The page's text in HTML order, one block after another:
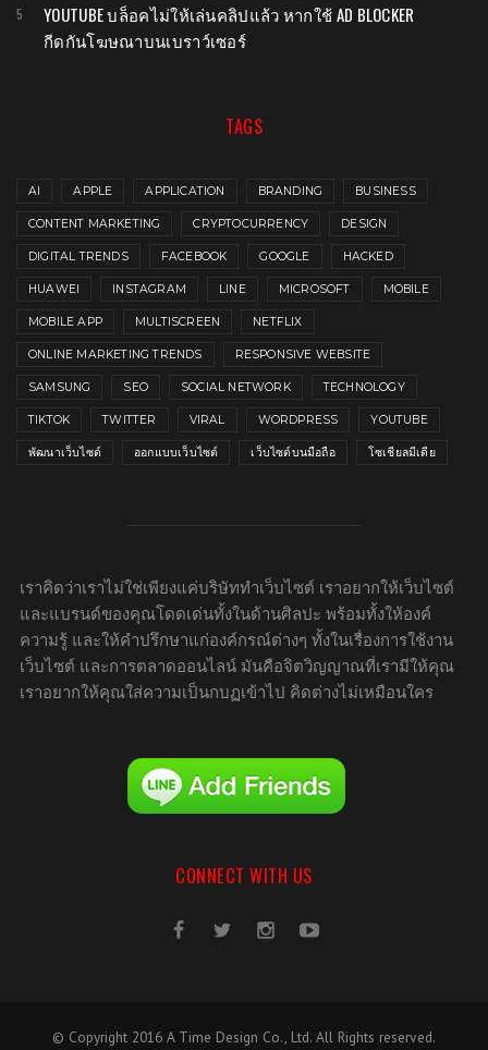
YOUTUBE บล็อคไม่ให้เล่นคลิปแล้ว หากใช้ AD BLOCKER
กีดกันโฆษณาบนเบราว์เซอร์
TAGS
AI APPLE APPLICATION BRANDING BUSINESS
CONTENT MARKETING CRYPTOCURRENCY DESIGN
DIGITAL TRENDS FACEBOOK GOOGLE HACKED
HUAWEI INSTAGRAM LINE MICROSOFT MOBILE
MOBILE APP MULTISCREEN NETFLIX
ONLINE MARKETING TRENDS RESPONSIVE WEBSITE
SAMSUNG SEO SOCIAL NETWORK TECHNOLOGY
TIKTOK TWITTER VIRAL WORDPRESS YOUTUBE
พัฒนาเว็บไซต์ ออกแบบเว็บไซต์ เว็บไซต์บนมือถือ โซเชียลมีเดีย
เราคิดว่าเราไม่ใช่เพียงแค่บริษัททำเว็บไซต์ เราอยากให้เว็บไซต์
และแบรนด์ของคุณโดดเด่นทั้งในด้านศิลปะ พร้อมทั้งให้องค์
ความรู้ และให้คำปรึกษาแก่องค์กรณ์ต่างๆ ทั้งในเรื่องการใช้งาน
เว็บไซต์ และการตลาดออนไลน์ มันคือจิตวิญญาณที่เรามีให้คุณ
เราอยากให้คุณใส่ความเป็นกบฏเข้าไป คิดต่างไม่เหมือนใคร
CONNECT WITH US
© Copyright 2016 A Time Design Co., Ltd. All Rights reserved.